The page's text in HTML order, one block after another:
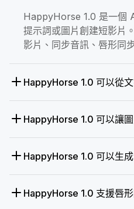
HappyHorse 1.0 是一個
提示詞或圖片創建短影片
影片、同步音訊、唇形同
HappyHorse 1.0 可以從
HappyHorse 1.0 可以讓
HappyHorse 1.0 可以生成
HappyHorse 1.0 支援唇形